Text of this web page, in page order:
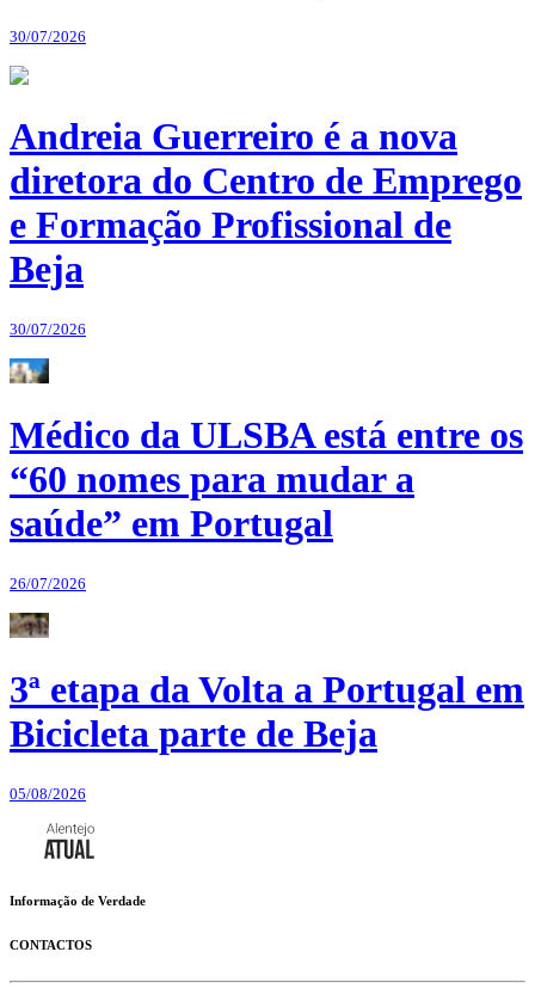
30/07/2026
Andreia Guerreiro é a nova
diretora do Centro de Emprego
e Formação Profissional de
Beja
30/07/2026
Médico da ULSBA está entre os
“60 nomes para mudar a
saúde” em Portugal
26/07/2026
3ª etapa da Volta a Portugal em
Bicicleta parte de Beja
05/08/2026
Informação de Verdade
CONTACTOS